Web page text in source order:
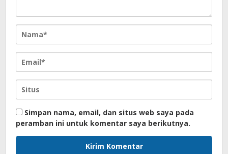
Simpan nama, email, dan situs web saya pada
peramban ini untuk komentar saya berikutnya.